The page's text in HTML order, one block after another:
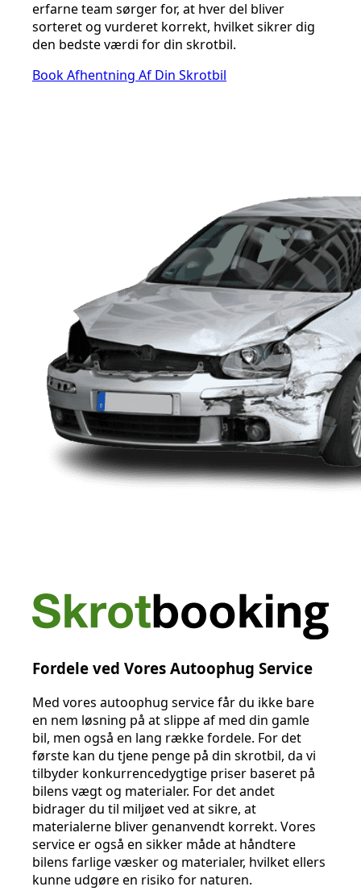
erfarne team sørger for, at hver del bliver
sorteret og vurderet korrekt, hvilket sikrer dig
den bedste værdi for din skrotbil.
Book Afhentning Af Din Skrotbil
Fordele ved Vores Autoophug Service
Med vores autoophug service får du ikke bare
en nem løsning på at slippe af med din gamle
bil, men også en lang række fordele. For det
første kan du tjene penge på din skrotbil, da vi
tilbyder konkurrencedygtige priser baseret på
bilens vægt og materialer. For det andet
bidrager du til miljøet ved at sikre, at
materialerne bliver genanvendt korrekt. Vores
service er også en sikker måde at håndtere
bilens farlige væsker og materialer, hvilket ellers
kunne udgøre en risiko for naturen.